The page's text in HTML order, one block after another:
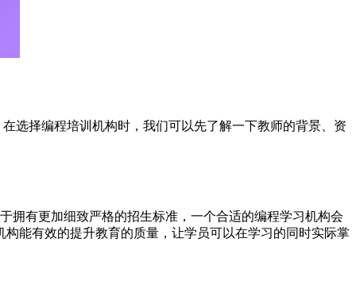
选择编程培训机构时，我们可以先了解一下教师的背景、资
拥有更加细致严格的招生标准，一个合适的编程学习机构会
能有效的提升教育的质量，让学员可以在学习的同时实际掌